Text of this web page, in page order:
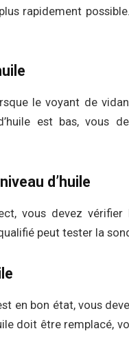
rapidement
le voyant de
est bas, vous
d’huile
vous devez
peut tester la
en bon état, vous
doit être remplacé,